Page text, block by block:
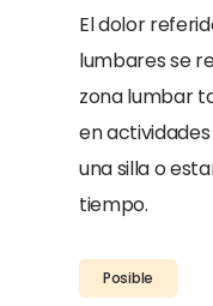
El dolor
lumbares se
zona lumbar
en
una silla o
tiempo.
Posible